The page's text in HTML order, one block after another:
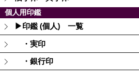
個人用印鑑
▶印鑑 (個人) 一覧
・実印
・銀行印